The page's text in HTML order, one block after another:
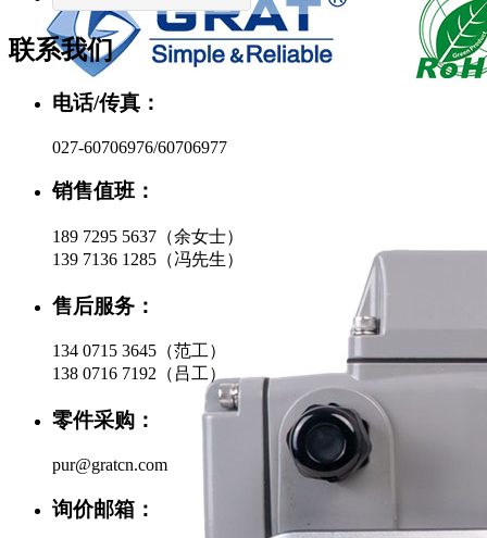
联系我们
电话/传真：
027-60706976/60706977
销售值班：
189 7295 5637（余女士）
139 7136 1285（冯先生）
售后服务：
134 0715 3645（范工）
138 0716 7192（吕工）
零件采购：
pur@gratcn.com
询价邮箱：